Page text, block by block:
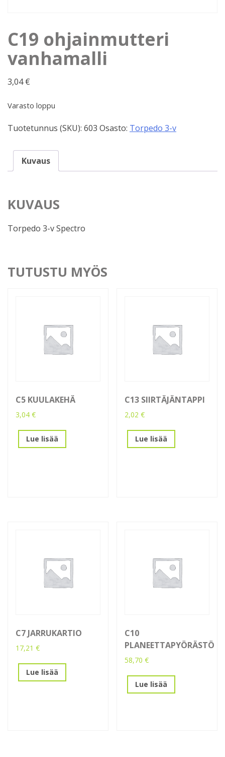
C19 ohjainmutteri
vanhamalli
3,04€
Varasto loppu
Tuotetunnus (SKU): 603 Osasto: Torpedo 3-v
Kuvaus
KUVAUS
Torpedo 3-v Spectro
TUTUSTU MYÖS
C5 KUULAKEHÄ
3,04 €
Lue lisää
C13 SIIRTÄJÄNTAPPI
2,02€
Lue lisää
C7 JARRUKARTIO
17,21 €
Lue lisää
C10
PLANEETTAPYÖRÄSTÖ
58,70€
Lue lisää